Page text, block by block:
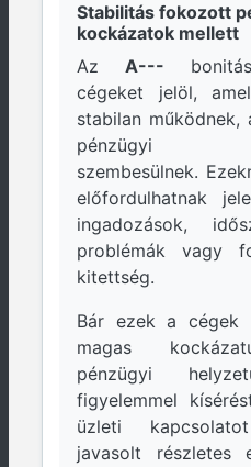
Stabilitás fokozott
kockázatok mellett
Az A---
cégeket jelöl,
stabilan
pénzügyi
szembesülnek.
előfordulhatnak
ingadozások,
problémák vagy
kitettség.
Bár ezek a cégek
magas
pénzügyi
figyelemmel
üzleti
javasolt részletes